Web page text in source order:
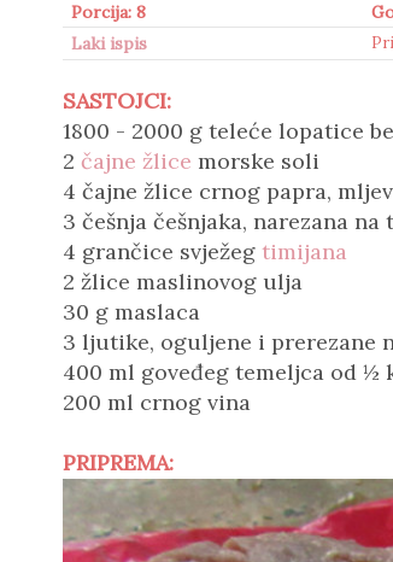
Porcija: 8
Laki ispis
SASTOJCI:
1800 - 2000 g teleće lopatice
2 čajne žlice morske soli
4 čajne žlice crnog papra,
3 češnja češnjaka, narezana na
4 grančice svježeg timijana
2 žlice maslinovog ulja
30 g maslaca
3 ljutike, oguljene i prerezane
400 ml goveđeg temeljca od ½
200 ml crnog vina
PRIPREMA: